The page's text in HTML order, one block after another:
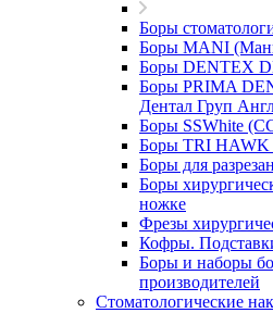
Боры
Боры MANI
Боры DENTEX
Боры PRIMA
Дентал Груп
Боры SSWhite
Боры TRI HAWK
Боры для
Боры
ножке
Фрезы
Кофры.
Боры и наборы
производителей
Стоматологические